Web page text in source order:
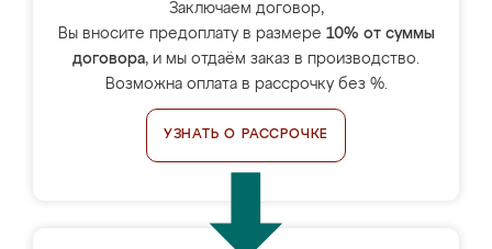
Заключаем договор,
Вы вносите предоплату в размере 10% от суммы
договора, и мы отдаём заказ в производство.
Возможна оплата в рассрочку без %.
УЗНАТЬ О РАССРОЧКЕ